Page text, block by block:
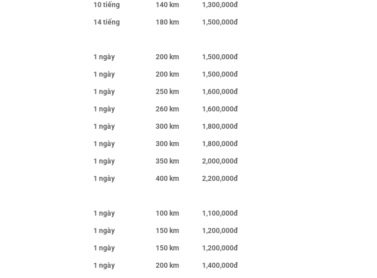
10 tiếng 140 km
1,300,000đ
14 tiếng 180 km
1,500,000đ
1 ngày 200 km
1,500,000đ
1 ngày 200 km
1,500,000đ
1 ngày 250 km
1,600,000đ
1 ngày 260 km
1,600,000đ
1 ngày 300 km
1,800,000đ
1 ngày 300 km
1,800,000đ
1 ngày 350 km
2,000,000đ
1 ngày 400 km
2,200,000đ
1 ngày 100 km
1,100,000đ
1 ngày 150 km
1,200,000đ
1 ngày 150 km
1,200,000đ
1 ngày 200 km
1,400,000đ